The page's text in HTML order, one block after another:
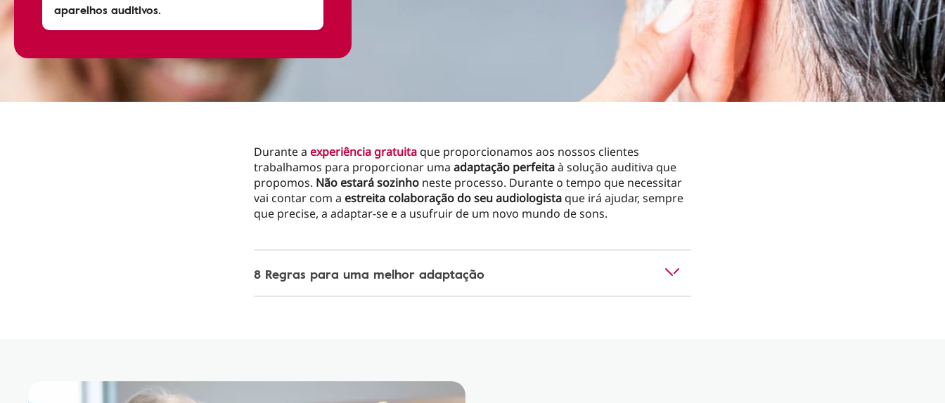
aparelhos auditivos.
Durante a experiência gratuitaque proporcionamos aos nossos clientes
trabalhamos para proporcionar uma adaptação perfeitaà solução auditiva que
propomos. Não estará sozinho neste processo. Durante o tempo que necessitar
vai contar com a estreita colaboração do seu audiologistaque irá ajudar, sempre
que precise, a adaptar-se e a usufruir de um novo mundo de sons.
8 Regras para uma melhor adaptação